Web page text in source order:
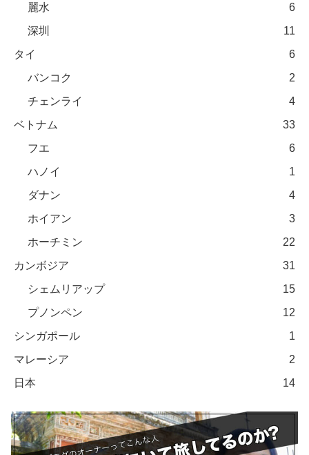
麗水
6
深圳
11
タイ
6
バンコク
2
チェンライ
4
ベトナム
33
フエ
6
ハノイ
1
ダナン
4
ホイアン
3
ホーチミン
22
カンボジア
31
シェムリアップ
15
プノンペン
12
シンガポール
1
マレーシア
2
日本
14